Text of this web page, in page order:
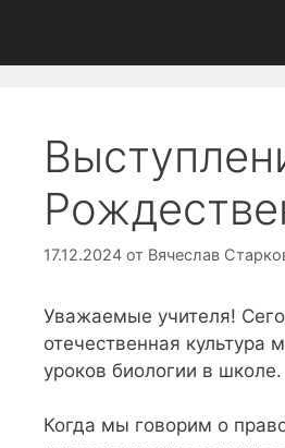
17.12.2024 от Вячеслав
Уважаемые учителя!
отечественная культура
уроков биологии в школе.
Когда мы говорим о